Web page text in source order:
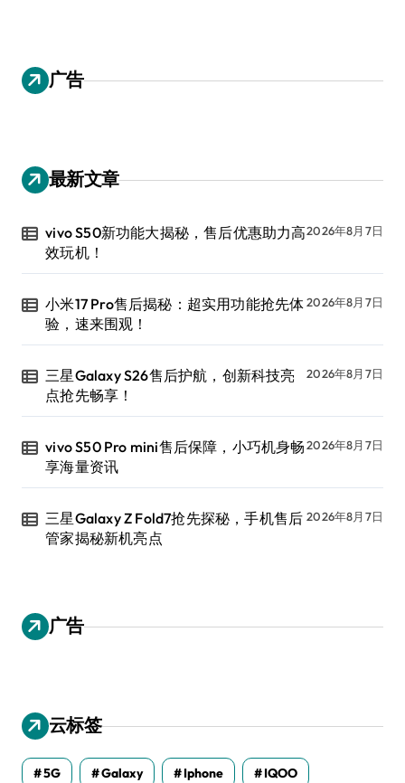
广告
最新文章
vivo S50新功能大揭秘，售后优惠助力高
效玩机！
2026年8月7日
小米17 Pro售后揭秘：超实用功能抢先体
验，速来围观！
2026年8月7日
三星Galaxy S26售后护航，创新科技亮
点抢先畅享！
2026年8月7日
vivo S50 Pro mini售后保障，小巧机身畅
享海量资讯
2026年8月7日
三星Galaxy Z Fold7抢先探秘，手机售后
管家揭秘新机亮点
2026年8月7日
广告
云标签
5G Galaxy Iphone IQOO